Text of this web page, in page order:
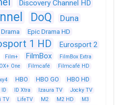
Discovery Channel HD
DoQ
Duna
Epic Drama HD
1 HD
Eurosport 2
Film+ FilmBox FilmBox Extra
One Filmcafé Filmcafé HD
HBO HBO GO HBO HD
ID ID Xtra Izaura TV
Jocky TV
TV LifeTV M2 M2 HD M3